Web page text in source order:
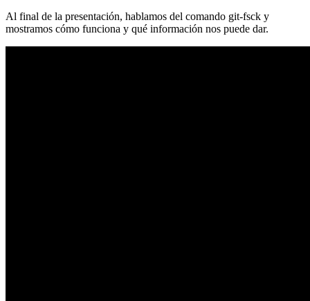
Al final de la presentación, hablamos del comando git-fsck y
mostramos cómo funciona y qué información nos puede dar.